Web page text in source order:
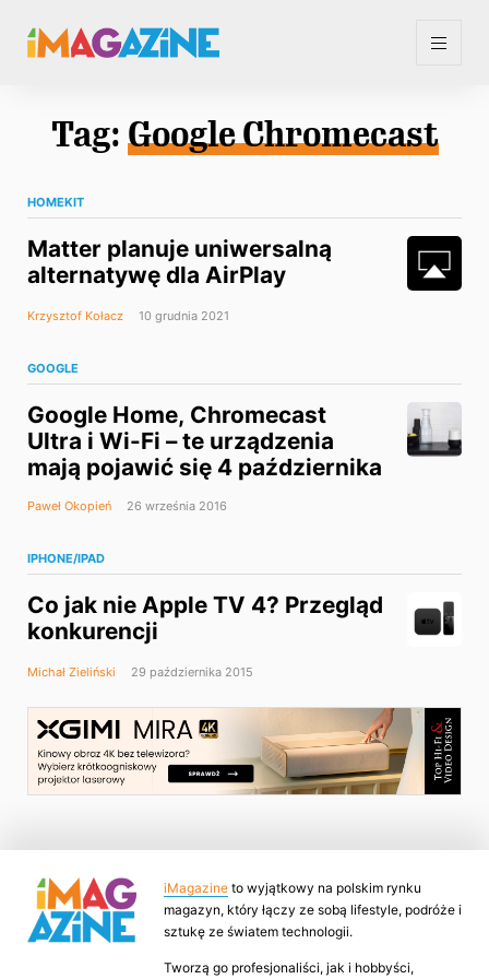
Tag: Google Chromecast
HOMEKIT
Matter planuje uniwersalną
alternatywę dla AirPlay
Krzysztof Kołacz 10 grudnia 2021
GOOGLE
Google Home, Chromecast
Ultra i Wi-Fi – te urządzenia
mają pojawić się 4 października
Paweł Okopień 26 września 2016
IPHONE/IPAD
Co jak nie Apple TV 4? Przegląd
konkurencji
Michał Zieliński 29 października 2015
iMagazine to wyjątkowy na polskim rynku
magazyn, który łączy ze sobą lifestyle, podróże i
sztukę ze światem technologii.
Tworzą go profesjonaliści, jak i hobbyści,